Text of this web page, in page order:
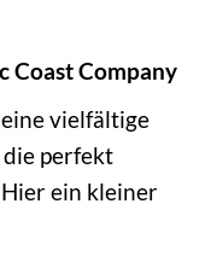
Coast Company
vielfältige
perfekt
ein kleiner